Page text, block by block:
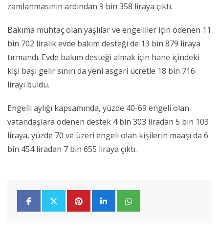
zamlanmasının ardından 9 bin 358 liraya çıktı.
Bakıma muhtaç olan yaşlılar ve engelliler için ödenen 11
bin 702 liralık evde bakım desteği de 13 bin 879 liraya
tırmandı. Evde bakım desteği almak için hane içindeki
kişi başı gelir sınırı da yeni asgari ücretle 18 bin 716
lirayı buldu.
Engelli aylığı kapsamında, yüzde 40-69 engeli olan
vatandaşlara ödenen destek 4 bin 303 liradan 5 bin 103
liraya, yüzde 70 ve üzeri engeli olan kişilerin maaşı da 6
bin 454 liradan 7 bin 655 liraya çıktı.